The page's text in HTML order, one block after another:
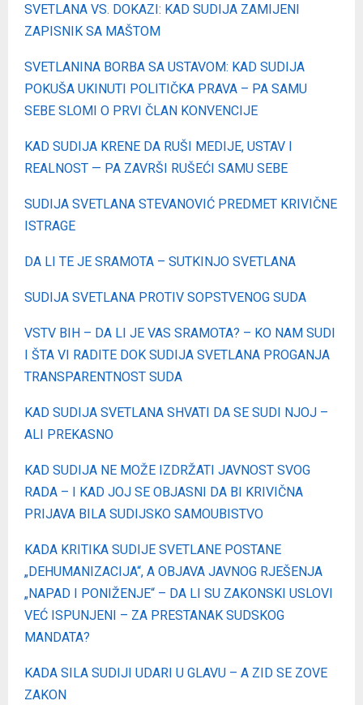
SVETLANA VS. DOKAZI: KAD SUDIJA ZAMIJENI
ZAPISNIK SA MAŠTOM
SVETLANINA BORBA SA USTAVOM: KAD SUDIJA
POKUŠA UKINUTI POLITIČKA PRAVA – PA SAMU
SEBE SLOMI O PRVI ČLAN KONVENCIJE
KAD SUDIJA KRENE DA RUŠI MEDIJE, USTAV I
REALNOST — PA ZAVRŠI RUŠEĆI SAMU SEBE
SUDIJA SVETLANA STEVANOVIĆ PREDMET KRIVIČNE
ISTRAGE
DA LI TE JE SRAMOTA – SUTKINJO SVETLANA
SUDIJA SVETLANA PROTIV SOPSTVENOG SUDA
VSTV BIH – DA LI JE VAS SRAMOTA? – KO NAM SUDI
I ŠTA VI RADITE DOK SUDIJA SVETLANA PROGANJA
TRANSPARENTNOST SUDA
KAD SUDIJA SVETLANA SHVATI DA SE SUDI NJOJ –
ALI PREKASNO
KAD SUDIJA NE MOŽE IZDRŽATI JAVNOST SVOG
RADA – I KAD JOJ SE OBJASNI DA BI KRIVIČNA
PRIJAVA BILA SUDIJSKO SAMOUBISTVO
KADA KRITIKA SUDIJE SVETLANE POSTANE
„DEHUMANIZACIJA“, A OBJAVA JAVNOG RJEŠENJA
„NAPAD I PONIŽENJE“ – DA LI SU ZAKONSKI USLOVI
VEĆ ISPUNJENI – ZA PRESTANAK SUDSKOG
MANDATA?
KADA SILA SUDIJI UDARI U GLAVU – A ZID SE ZOVE
ZAKON